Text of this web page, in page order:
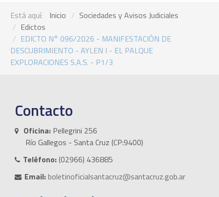
Está aquí: Inicio
Sociedades y Avisos Judiciales
Edictos
EDICTO N° 096/2026 - MANIFESTACIÓN DE
DESCUBRIMIENTO - AYLEN I - EL PALQUE
EXPLORACIONES S.A.S. - P1/3
Contacto
Oficina: Pellegrini 256
Río Gallegos - Santa Cruz (CP:9400)
Teléfono:(02966) 436885
Email:boletinoficialsantacruz@santacruz.gob.ar